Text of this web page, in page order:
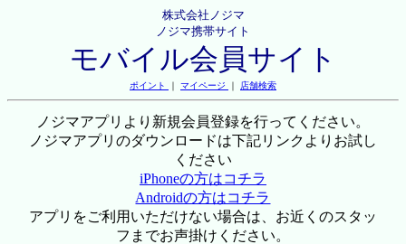
株式会社ノジマ
ノジマ携帯サイト
モバイル会員サイト
ポイント ｜ マイページ ｜ 店舗検索
ノジマアプリより新規会員登録を行ってください。
ノジマアプリのダウンロードは下記リンクよりお試し
ください
iPhoneの方はコチラ
Androidの方はコチラ
アプリをご利用いただけない場合は、お近くのスタッ
フまでお声掛けください。